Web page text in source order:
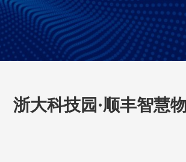
浙大科技园·顺丰智慧